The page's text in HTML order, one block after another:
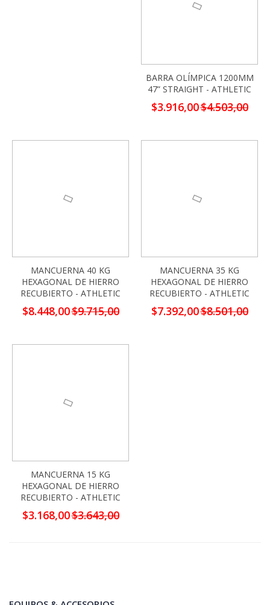
BARRA OLÍMPICA 1200MM
47” STRAIGHT - ATHLETIC
Precio
especial
$3.916,00$4.503,00
MANCUERNA 40 KG
HEXAGONAL DE HIERRO
RECUBIERTO - ATHLETIC
Precio
especial
$8.448,00$9.715,00
MANCUERNA 35 KG
HEXAGONAL DE HIERRO
RECUBIERTO - ATHLETIC
Precio
especial
$7.392,00$8.501,00
MANCUERNA 15 KG
HEXAGONAL DE HIERRO
RECUBIERTO - ATHLETIC
Precio
especial
$3.168,00$3.643,00